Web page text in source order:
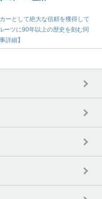
ーとして絶大な信頼を獲得して
ーツに90年以上の歴史を刻む同
詳細】